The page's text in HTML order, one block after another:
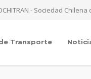
- Sociedad
Transporte